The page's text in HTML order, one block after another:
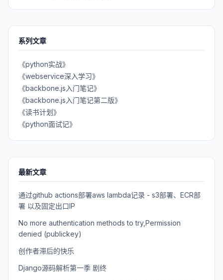
系列文章
《python实战》
《webservice深入学习》
《backbone.js入门笔记》
《backbone.js入门笔记第二版》
《读书计划》
《python面试记》
最新文章
通过github actions部署aws lambda记录 - s3部署、ECR部
署 以及固定出口IP
No more authentication methods to try,Permission
denied (publickey)
创作者滞后的快乐
Django源码解析第一季 剧终